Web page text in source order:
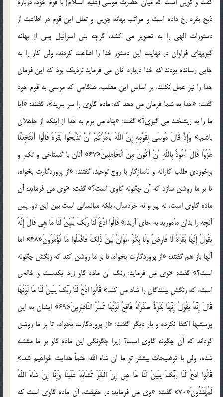
گفت و گويي است که ميان حضرت موسي (عليه السلام) با قوم خود، درباره
ذبح بقره رخ داده است و مراتب بهانه جويي و تعلل اين قوم در اطاعت از
دستورات الهي را به تصوير مي کشد، گرچه بني اسرائيل پس از بهانه
گيريهاي فراوان در نهايت اين دستور خدا را اطاعت کردند، ولي کار را به
جايي رسانده بودند که خدا درباره آنان مي فرمايد نزديک بود که اين فرمان
خدا را نيز عمل نکنند. بر اساس اين مطلب، هنگامي که موسي به قوم خود
گفت: «خدا به شما فرمان مي دهد که: ماده گاوي را سر ببريد»، گفتند: «آيا
ما را به ريشخند مي گيري؟» گفت: «پناه مي برم به خدا از اينکه از جاهلان
باشم.» وَإِذْ قَالَ مُوسَى لِقَوْمِهِ إِنَّ اللَّهَ يأْمُرُكُمْ أَنْ تَذْبَحُوا بَقَرَةً قَالُوا أَتَتَّخِذُنَا
هُزُوًا قَالَ أَعُوذُ بِاللَّهِ أَنْ أَكُونَ مِنَ الْجَاهِلِينَ«67» آنان با گستاخي و تکبر و
برخوردي طلب کارانه و ناسازگار با روح توحيد، گفتند: «از پروردگارت بخواه،
تا بر ما روشن سازد که آن چگونه گاوي است؟» گفت: «وي مي فرمايد: آن
ماده گاوي است، نه پير و نه خردسال، بلکه ميانسالي است بين اين دو. پس
آنچه را بدان مأموريد به جاي آريد.» قَالُوا ادْعُ لَنَا رَبَّكَ يُبَيِّنْ لَنَا مَا هِي قَالَ إِنَّهُ
يقُولُ إِنَّهَا بَقَرَةٌ لَا فَارِضٌ وَلَا بِكْرٌ عَوَانٌ بَينَ ذَلِكَ فَافْعَلُوا مَا تُؤْمَرُونَ«68» اما
آنها باز هم گفتند: «از پروردگارت بخواه، تا بر ما روشن کند که رنگش چگونه
است؟» گفت: «وي مي فرمايد: رنگ آن ماده گاو زرد يکدست و خالص
است، که رنگش بينندگان را شاد مي کند.» قَالُوا ادْعُ لَنَا رَبَّكَ يبَينْ لَنَا مَا لَوْنُهَا
قَالَ إِنَّهُ يقُولُ إِنَّهَا بَقَرَةٌ صَفْرَاءُ فَاقِعٌ لَوْنُهَا تَسُرُّ النَّاظِرِينَ«69» ايشان به اين
پرسشها اکتفا نکرده و بار ديگر گفتند: «از پروردگارت بخواه، تا بر ما روشن
گرداند که آن چگونه گاوي است؟ زيرا چگونگي اين ماده گاو بر ما مشتبه
شده، ولي با توضيحات بيشتر تو ما ان شاء الله حتماً هدايت خواهيم شد.»
قَالُوا ادْعُ لَنَا رَبَّكَ يبَينْ لَنَا مَا هِي إِنَّ الْبَقَرَ تَشَابَهَ عَلَينَا وَإِنَّا إِنْ شَاءَ اللَّهُ
لَمُهْتَدُونَ«70» گفت: «وي مي فرمايد: در حقيقت، آن ماده گاوي است که